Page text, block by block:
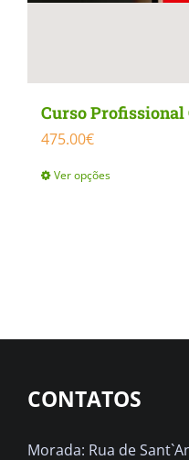
Curso Profissional
475.00€
Ver opções
The
may
CONTATOS
Morada: Rua de